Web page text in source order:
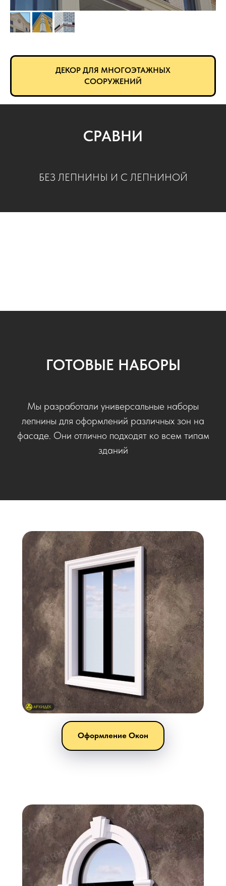
ДЕКОР ДЛЯ МНОГОЭТАЖНЫХ
СООРУЖЕНИЙ
СРАВНИ
БЕЗ ЛЕПНИНЫ И С ЛЕПНИНОЙ
ГОТОВЫЕ НАБОРЫ
Мы разработали универсальные наборы
лепнины для оформлений различных зон на
фасаде. Они отлично подходят ко всем типам
зданий
Оформление Окон